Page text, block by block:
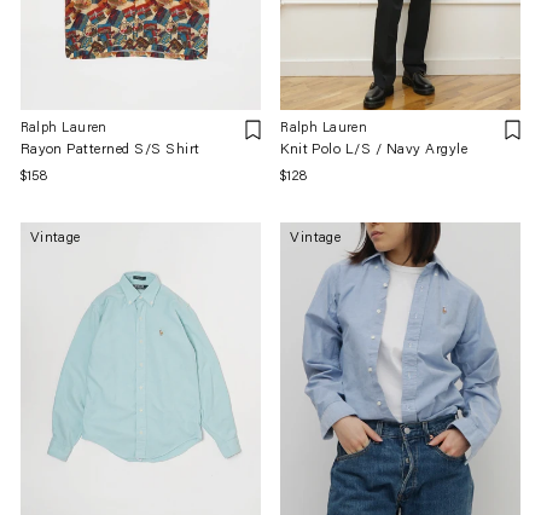
Ralph Lauren
Rayon Patterned S/S Shirt
通
価
格
$158
Ralph Lauren
Knit Polo L/S / Navy Argyle
通
価
格
$128
Vintage Vintage